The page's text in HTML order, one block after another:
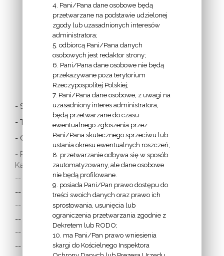
POLSKI:
LINKI
- Stolica Apostolska
- Twitter Papieża
- Czytania z dnia
- Polska Misja
Katolicka:
-- w Austrii
-- w Anglii i Walii
-- w Irlandii
-- we Francji
-- w Niemczech
-- w Szkocji
4. Pani/Pana dane osobowe będą
przetwarzane na podstawie udzielonej
zgody lub uzasadnionych interesów
administratora;
5. odbiorcą Pani/Pana danych
osobowych jest redaktor strony;
6. Pani/Pana dane osobowe nie będą
przekazywane poza terytorium
Rzeczypospolitej Polskiej;
7. Pani/Pana dane osobowe, z uwagi na
uzasadniony interes administratora,
będą przetwarzane do czasu
ewentualnego zgłoszenia przez
Pani/Pana skutecznego sprzeciwu lub
ustania okresu ewentualnych roszczeń;
8. przetwarzanie odbywa się w sposób
zautomatyzowany, ale dane osobowe
nie będą profilowane.
9. posiada Pani/Pan prawo dostępu do
treści swoich danych oraz prawo ich
sprostowania, usunięcia lub
ograniczenia przetwarzania zgodnie z
Dekretem lub RODO;
10. ma Pani/Pan prawo wniesienia
skargi do Kościelnego Inspektora